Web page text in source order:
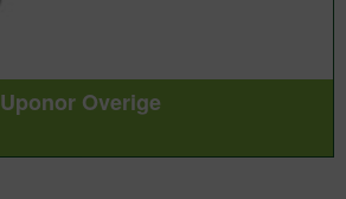
Uponor Overige